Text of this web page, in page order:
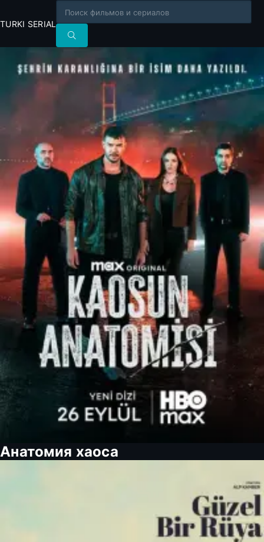
TURKI SERIAL
Анатомия хаоса